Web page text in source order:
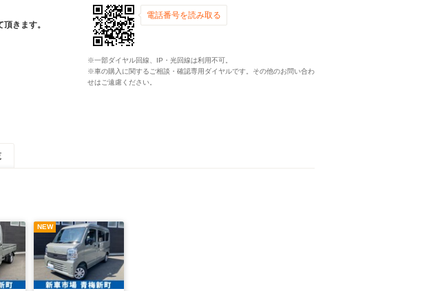
きます。
電話番号を読み取る
※一部ダイヤル回線、IP・光回線は利用不可。
※車の購入に関するご相談・確認専用ダイヤルです。その他のお問い合わ
せはご遠慮ください。
NEW